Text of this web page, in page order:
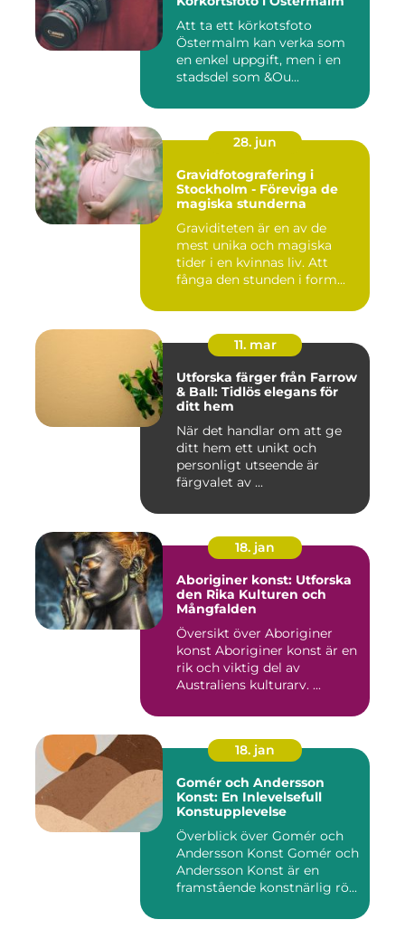
Att ta ett körkotsfoto
Östermalm kan verka som
en enkel uppgift, men i en
stadsdel som &Ou...
28. jun
Gravidfotografering i
Stockholm - Föreviga de
magiska stunderna
Graviditeten är en av de
mest unika och magiska
tider i en kvinnas liv. Att
fånga den stunden i form...
11. mar
Utforska färger från Farrow
& Ball: Tidlös elegans för
ditt hem
När det handlar om att ge
ditt hem ett unikt och
personligt utseende är
färgvalet av ...
18. jan
Aboriginer konst: Utforska
den Rika Kulturen och
Mångfalden
Översikt över Aboriginer
konst Aboriginer konst är en
rik och viktig del av
Australiens kulturarv. ...
18. jan
Gomér och Andersson
Konst: En Inlevelsefull
Konstupplevelse
Överblick över Gomér och
Andersson Konst Gomér och
Andersson Konst är en
framstående konstnärlig rö...